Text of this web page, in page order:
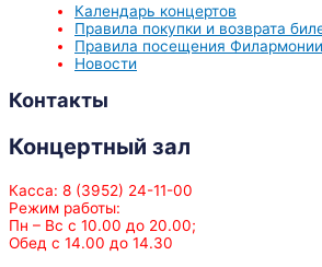
Календарь концертов
Правила покупки и возврата
Правила посещения Филармонии
Новости
Контакты
Концертный зал
Касса: 8 (3952) 24-11-00
Режим работы:
Пн – Вс с 10.00 до 20.00;
Обед с 14.00 до 14.30